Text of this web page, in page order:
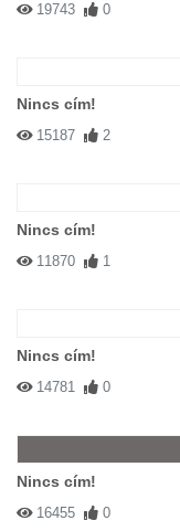
19743 0
Nincs cím!
15187 2
Nincs cím!
11870 1
Nincs cím!
14781 0
Nincs cím!
16455 0